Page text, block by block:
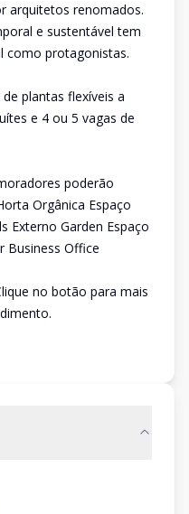
arquitetos renomados.
e sustentável tem
como protagonistas.
plantas flexíveis a
e 4 ou 5 vagas de
poderão
Orgânica Espaço
Externo Garden Espaço
Business Office
no botão para mais